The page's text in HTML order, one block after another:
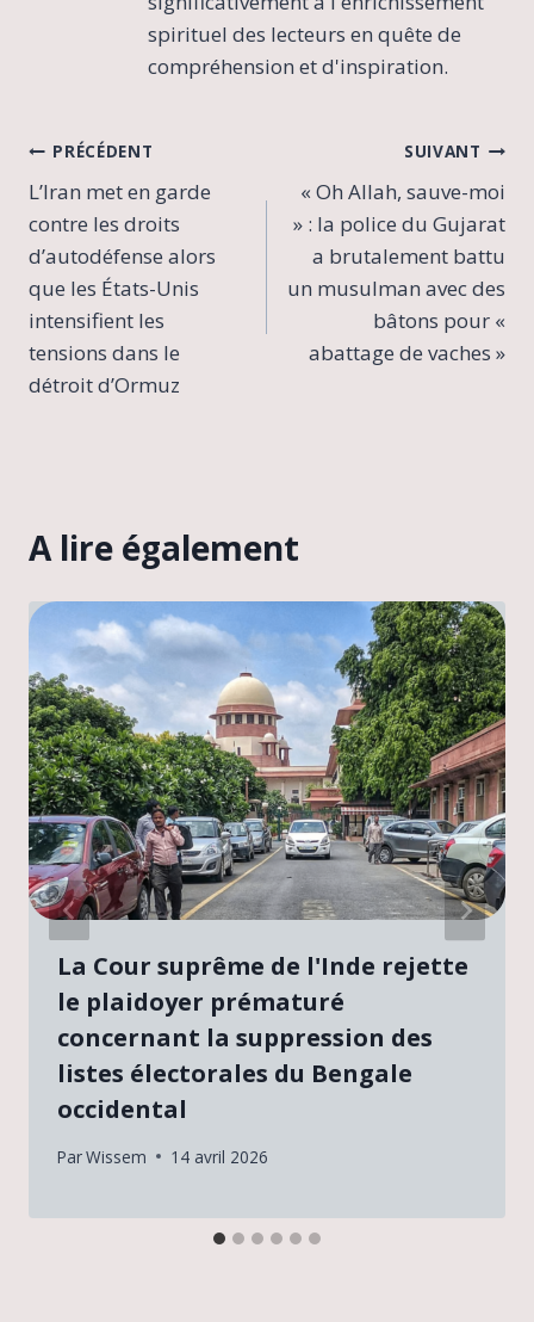
spirituel des lecteurs en quête de
compréhension et d'inspiration.
Navigation
de
l’article
PRÉCÉDENT
L’Iran met en garde
contre les droits
d’autodéfense alors
que les États-Unis
intensifient les
tensions dans le
détroit d’Ormuz
SUIVANT
« Oh Allah, sauve-moi
» : la police du Gujarat
a brutalement battu
un musulman avec des
bâtons pour «
abattage de vaches »
A lire également
La Cour suprême de l'Inde rejette
le plaidoyer prématuré
concernant la suppression des
listes électorales du Bengale
occidental
ParWissem 14 avril 2026